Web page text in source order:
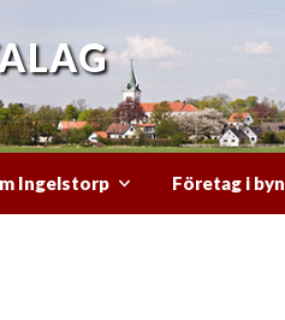
Ingelstorp Företag i byn